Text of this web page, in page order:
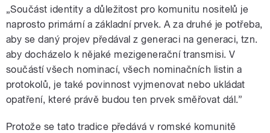
„Součást identity a důležitost pro komunitu nositelů je
naprosto primární a základní prvek. A za druhé je potřeba,
aby se daný projev předával z generaci na generaci, tzn.
aby docházelo k nějaké mezigenerační transmisi. V
součástí všech nominací, všech nominačních listin a
protokolů, je také povinnost vyjmenovat nebo ukládat
opatření, které právě budou ten prvek směřovat dál.”
Protože se tato tradice předává v romské komunitě